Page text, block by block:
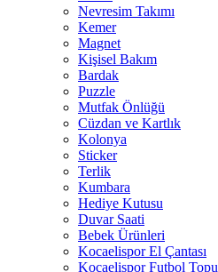
Nevresim Takımı
Kemer
Magnet
Kişisel Bakım
Bardak
Puzzle
Mutfak Önlüğü
Cüzdan ve Kartlık
Kolonya
Sticker
Terlik
Kumbara
Hediye Kutusu
Duvar Saati
Bebek Ürünleri
Kocaelispor El Çantası
Kocaelispor Futbol Topu